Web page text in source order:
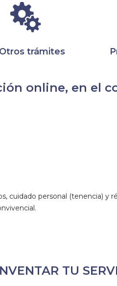
Otros trámites
online, en el
cuidado personal (tenencia)
TU